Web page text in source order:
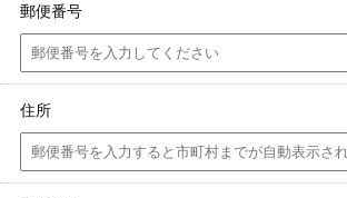
郵便番号
住所